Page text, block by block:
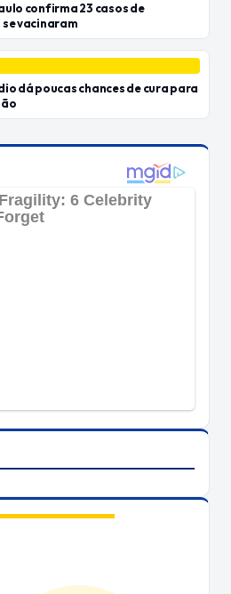
confirma 23 casos de
vacinaram
dá poucas chances de cura para